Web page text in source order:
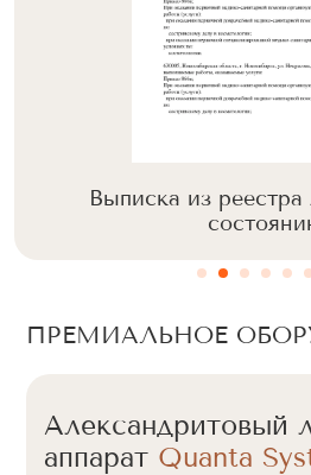
Выписка из
ПРЕМИАЛЬНОЕ
Александритовый
аппарат Cunosure